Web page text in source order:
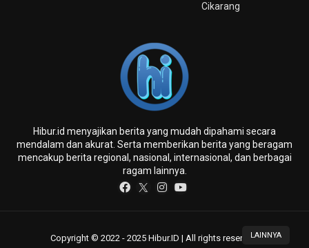
LAINNYA
Cikarang
Hibur.id menyajikan berita yang mudah dipahami secara
mendalam dan akurat. Serta memberikan berita yang beragam
mencakup berita regional, nasional, internasional, dan berbagai
ragam lainnya.
Copyright © 2022 - 2025 Hibur.ID | All rights reserved.